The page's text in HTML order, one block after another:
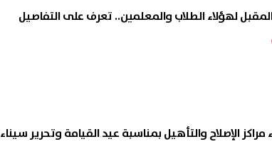
لهؤلاء الطلاب والمعلمين.. تعرف على التفاصيل
مراكز الإصلاح والتأهيل بمناسبة عيد القيامة وتحرير سيناء